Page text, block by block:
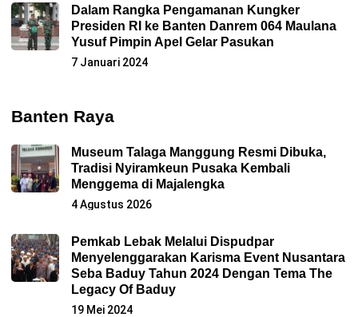
Dalam Rangka Pengamanan Kungker
Presiden RI ke Banten Danrem 064 Maulana
Yusuf Pimpin Apel Gelar Pasukan
7 Januari 2024
Banten Raya
Museum Talaga Manggung Resmi Dibuka,
Tradisi Nyiramkeun Pusaka Kembali
Menggema di Majalengka
4 Agustus 2026
Pemkab Lebak Melalui Dispudpar
Menyelenggarakan Karisma Event Nusantara
Seba Baduy Tahun 2024 Dengan Tema The
Legacy Of Baduy
19 Mei 2024